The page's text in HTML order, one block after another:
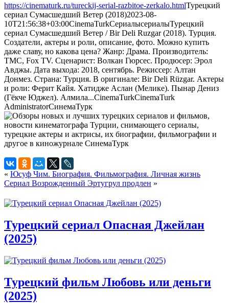
https://cinematurk.ru/tureckij-serial-razbitoe-zerkalo.htmlТурецкий
сериал Сумасшедший Ветер (2018)2023-08-
10T21:56:38+03:00CinemaTurkСериалысериалыТурецкий
сериал Сумасшедший Ветер / Bir Deli Ruzgar (2018). Турция.
Создатели, актеры и роли, описание, фото. Можно купить
даже славу, но какова цена? Жанр: Драма. Производитель:
TMC, Fox TV. Сценарист: Волкан Гюрсес. Продюсер: Эрол
Авджы. Дата выхода: 2018, сентябрь. Режиссер: Алтан
Донмез. Страна: Турция. В оригинале: Bir Deli Rüzgar. Актеры
и роли: Ферит Кайя. Хатидже Аслан (Мелике). Пынар Дениз
(Гёкче Юджел). Алмила...CinemaTurkCinemaTurk
AdministratorСинемаТурк
« Юсуф Чим. Биография. Фильмография. Личная жизнь
Сериал Возрожденный Эртугрул продлен »
Турецкий сериал Опасная Джейлан
(2025)
Турецкий фильм Любовь или деньги
(2025)